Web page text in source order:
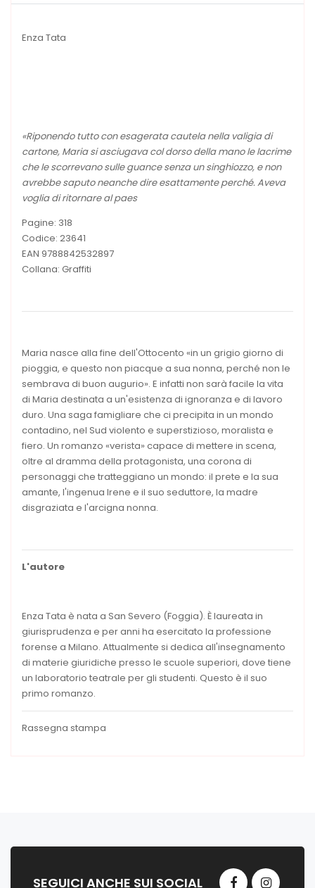
Enza Tata
«Riponendo tutto con esagerata cautela nella valigia di
cartone, Maria si asciugava col dorso della mano le lacrime
che le scorrevano sulle guance senza un singhiozzo, e non
avrebbe saputo neanche dire esattamente perché. Aveva
voglia di ritornare al paes
Pagine: 318
Codice: 23641
EAN 9788842532897
Collana: Graffiti
Maria nasce alla fine dell'Ottocento «in un grigio giorno di
pioggia, e questo non piacque a sua nonna, perché non le
sembrava di buon augurio». E infatti non sarà facile la vita
di Maria destinata a un'esistenza di ignoranza e di lavoro
duro. Una saga famigliare che ci precipita in un mondo
contadino, nel Sud violento e superstizioso, moralista e
fiero. Un romanzo «verista» capace di mettere in scena,
oltre al dramma della protagonista, una corona di
personaggi che tratteggiano un mondo: il prete e la sua
amante, l'ingenua Irene e il suo seduttore, la madre
disgraziata e l'arcigna nonna.
L'autore
Enza Tata è nata a San Severo (Foggia). È laureata in
giurisprudenza e per anni ha esercitato la professione
forense a Milano. Attualmente si dedica all'insegnamento
di materie giuridiche presso le scuole superiori, dove tiene
un laboratorio teatrale per gli studenti. Questo è il suo
primo romanzo.
Rassegna stampa
SEGUICI ANCHE SUI SOCIAL